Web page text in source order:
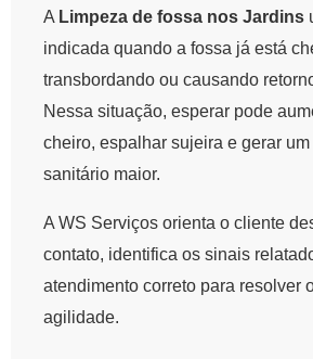
A Limpeza de fossa nos Jardins
indicada quando a fossa já está
transbordando ou causando
Nessa situação, esperar pode
cheiro, espalhar sujeira e gerar
sanitário maior.
A WS Serviços orienta o cliente
contato, identifica os sinais
atendimento correto para resolver
agilidade.